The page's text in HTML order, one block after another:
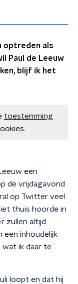
optreden als
Paul de Leeuw
blijf ik het
toestemming
een
de vrijdagavond
op Twitter veel
thuis hoorde in
zullen altijd
een inhoudelijk
wat ik daar te
loopt en dat hij